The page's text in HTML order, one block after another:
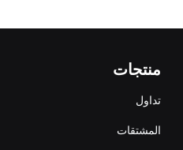
منتجات
تداول
المشتقات